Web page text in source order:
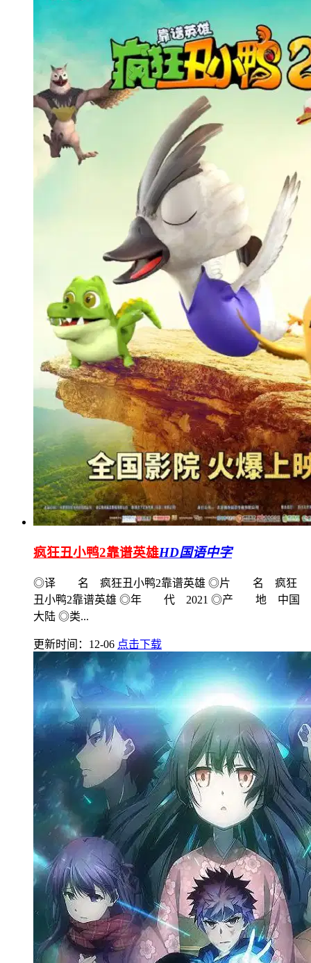
疯狂丑小鸭2靠谱英雄HD国语中字
◎译 名 疯狂丑小鸭2靠谱英雄 ◎片 名 疯狂
丑小鸭2靠谱英雄 ◎年 代 2021 ◎产 地 中国
大陆 ◎类...
更新时间：12-06 点击下载